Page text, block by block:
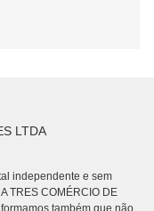
LTDA
independente e sem
TRES COMÉRCIO DE
também que não